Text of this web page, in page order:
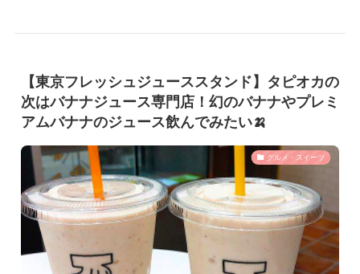
【東京フレッシュジューススタンド】タピオカの
次はバナナジュース専門店！幻のバナナやプレミ
アムバナナのジュース飲んでみたい🍌
グルメ・スイーツ